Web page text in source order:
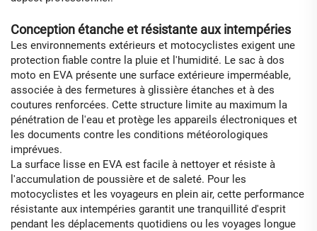
Conception étanche et résistante aux intempéries
Les environnements extérieurs et motocyclistes exigent une
protection fiable contre la pluie et l'humidité. Le sac à dos
moto en EVA présente une surface extérieure imperméable,
associée à des fermetures à glissière étanches et à des
coutures renforcées. Cette structure limite au maximum la
pénétration de l'eau et protège les appareils électroniques et
les documents contre les conditions météorologiques
imprévues.
La surface lisse en EVA est facile à nettoyer et résiste à
l'accumulation de poussière et de saleté. Pour les
motocyclistes et les voyageurs en plein air, cette performance
résistante aux intempéries garantit une tranquillité d'esprit
pendant les déplacements quotidiens ou les voyages longue